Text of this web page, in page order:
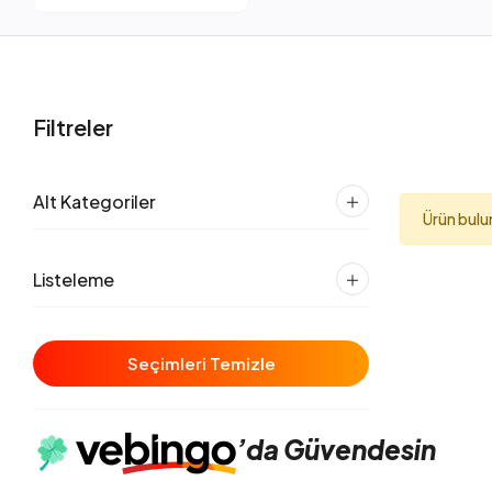
Filtreler
Alt Kategoriler
Listeleme
Seçimleri Temizle
Ürün
’da Güvendesin